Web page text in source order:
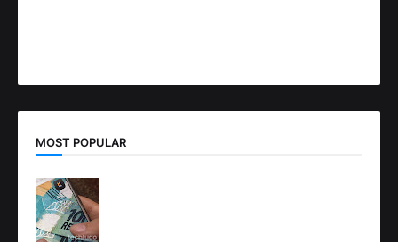
MOST POPULAR